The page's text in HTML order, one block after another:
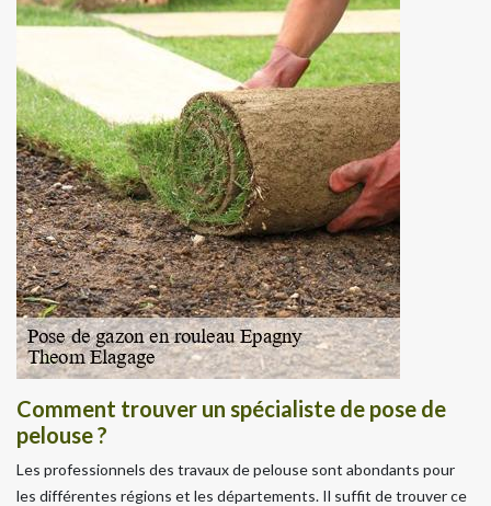
Comment trouver un spécialiste de pose de
pelouse ?
Les professionnels des travaux de pelouse sont abondants pour
les différentes régions et les départements. Il suffit de trouver ce